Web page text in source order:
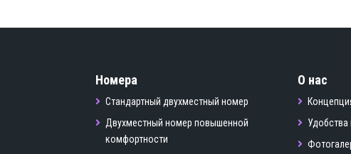
Номера
Стандартный двухместный номер
Двухместный номер повышенной
комфортности
О нас
Удобства